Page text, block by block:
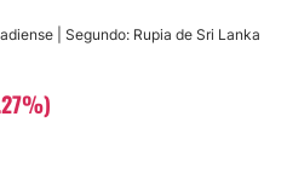
| Segundo: Rupia de Sri Lanka